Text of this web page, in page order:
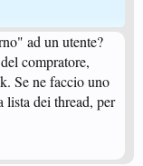
ad un utente?
compratore,
Se ne faccio uno
dei thread, per